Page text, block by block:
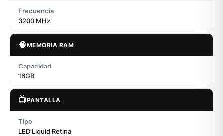
Frecuencia
3200 MHz
🧠MEMORIA RAM
Capacidad
16GB
📺PANTALLA
Tipo
LED Liquid Retina